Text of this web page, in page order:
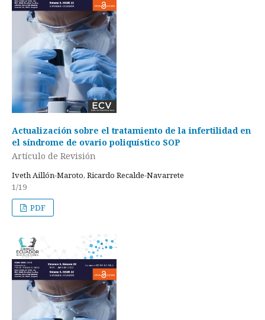
Actualización sobre el tratamiento de la infertilidad en
el síndrome de ovario poliquístico SOP
Artículo de Revisión
Iveth Aillón-Maroto, Ricardo Recalde-Navarrete
1/19
PDF